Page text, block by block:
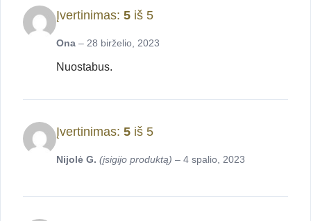
Įvertinimas: 5 iš 5
Ona – 28 birželio, 2023
Nuostabus.
Įvertinimas: 5 iš 5
Nijolė G. (įsigijo produktą) – 4 spalio, 2023